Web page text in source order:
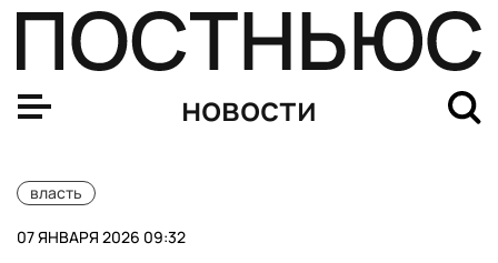
новости
власть
07 ЯНВАРЯ 2026 09:32
Путин поручил разработать меры для формирования